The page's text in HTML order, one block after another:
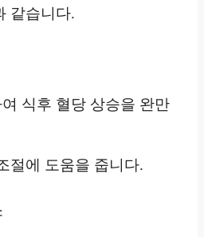
같습니다.
식후 혈당 상승을 완만
절에 도움을 줍니다.